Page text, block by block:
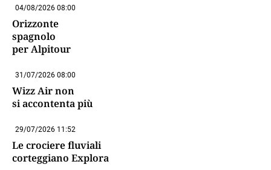
04/08/2026 08:00
Orizzonte
spagnolo
per Alpitour
31/07/2026 08:00
Wizz Air non
si accontenta più
29/07/2026 11:52
Le crociere fluviali
corteggiano Explora